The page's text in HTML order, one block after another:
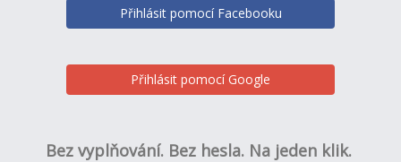
Přihlásit pomocí Facebooku
Přihlásit pomocí Google
Bez vyplňování. Bez hesla. Na jeden klik.